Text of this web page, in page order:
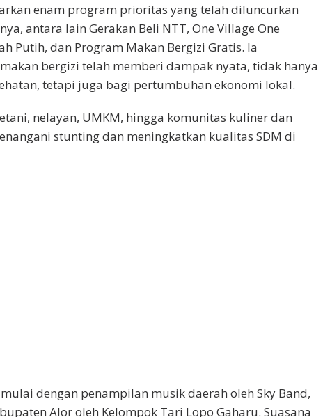
enam program prioritas yang telah diluncurkan
antara lain Gerakan Beli NTT, One Village One
Putih, dan Program Makan Bergizi Gratis. Ia
bergizi telah memberi dampak nyata, tidak hanya
tetapi juga bagi pertumbuhan ekonomi lokal.
nelayan, UMKM, hingga komunitas kuliner dan
stunting dan meningkatkan kualitas SDM di
dengan penampilan musik daerah oleh Sky Band,
Alor oleh Kelompok Tari Lopo Gaharu. Suasana